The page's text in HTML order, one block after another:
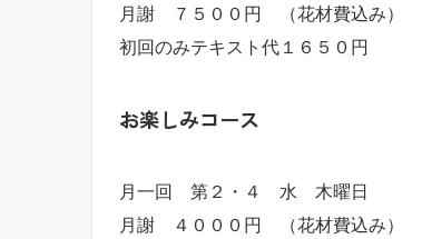
月謝 ７５００円 （花材費込み）
初回のみテキスト代１６５０円
お楽しみコース
月一回 第２・４ 水 木曜日
月謝 ４０００円 （花材費込み）